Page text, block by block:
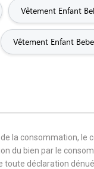
Vêtement Enfant
Vêtement Enfant
la consommation, le
du bien par le
déclaration